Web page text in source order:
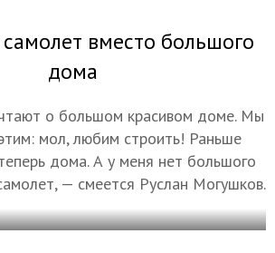
вместо большого
дома
о большом красивом доме. Мы
мол, любим строить! Раньше
дома. А у меня нет большого
— смеется Руслан Могушков.